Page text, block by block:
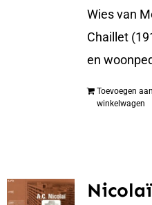
Wies van
Chaillet
en
Toevoegen aan
winkelwagen